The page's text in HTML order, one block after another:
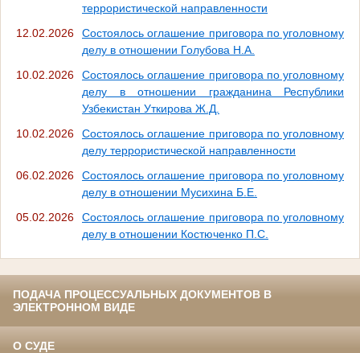
террористической направленности
12.02.2026
Состоялось оглашение приговора по уголовному
делу в отношении Голубова Н.А.
10.02.2026
Состоялось оглашение приговора по уголовному
делу в отношении гражданина Республики
Узбекистан Уткирова Ж.Д.
10.02.2026
Состоялось оглашение приговора по уголовному
делу террористической направленности
06.02.2026
Состоялось оглашение приговора по уголовному
делу в отношении Мусихина Б.Е.
05.02.2026
Состоялось оглашение приговора по уголовному
делу в отношении Костюченко П.С.
ПОДАЧА ПРОЦЕССУАЛЬНЫХ ДОКУМЕНТОВ В
ЭЛЕКТРОННОМ ВИДЕ
О СУДЕ